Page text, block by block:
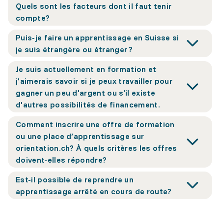
Quels sont les facteurs dont il faut tenir
compte?
Puis-je faire un apprentissage en Suisse si
je suis étrangère ou étranger ?
Je suis actuellement en formation et
j'aimerais savoir si je peux travailler pour
gagner un peu d'argent ou s'il existe
d'autres possibilités de financement.
Comment inscrire une offre de formation
ou une place d’apprentissage sur
orientation.ch? À quels critères les offres
doivent-elles répondre?
Est-il possible de reprendre un
apprentissage arrêté en cours de route?